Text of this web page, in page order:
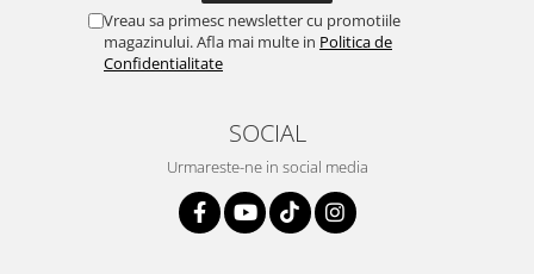
Vreau sa primesc newsletter cu promotiile
magazinului. Afla mai multe in Politica de
Confidentialitate
SOCIAL
Urmareste-ne in social media